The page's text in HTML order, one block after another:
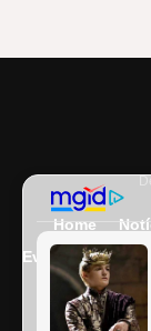
Home
Eventos
Expediente